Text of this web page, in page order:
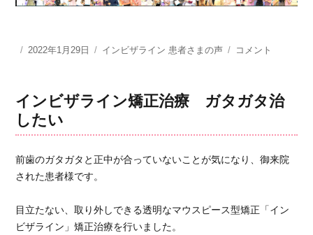
投
2022年1月29日
カ
リ
ー
インビザライン 患者さまの声
こ
ら
の
展
確
思
コメント
インビザライン矯正治療 ガタガタ治
したい
前歯のガタガタと正中が合っていないことが気になり、御来院
された患者様です。
目立たない、取り外しできる透明なマウスピース型矯正「イン
ビザライン」矯正治療を行いました。